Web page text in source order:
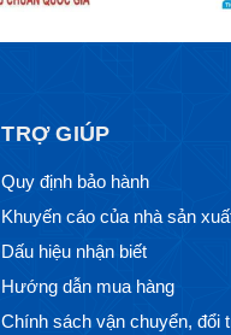
TRỢ GIÚP
Quy định bảo hành
Khuyến cáo của nhà sản
Dấu hiệu nhận biết
Hướng dẫn mua hàng
Chính sách vận chuyển, đổi